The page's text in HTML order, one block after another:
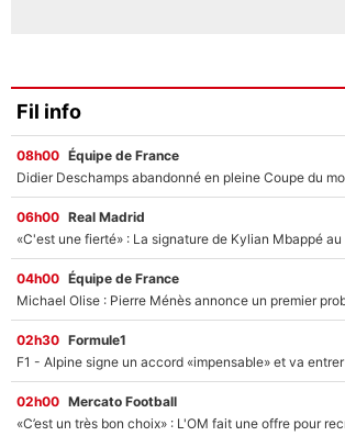
Fil info
08h00 Équipe de France
06h00 Real Madrid
04h00 Équipe de France
02h30 Formule1
02h00 Mercato Football